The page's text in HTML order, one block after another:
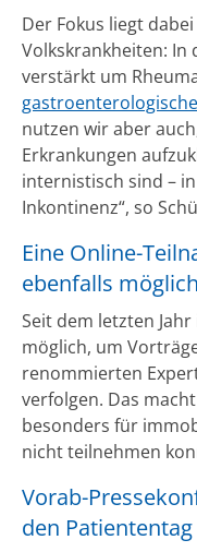
Der Fokus liegt
Volkskrankheiten: In
verstärkt um
nutzen wir aber
Erkrankungen
internistisch sind –
Inkontinenz“, so
Eine Online-
ebenfalls möglich
Seit dem letzten
möglich, um
renommierten
verfolgen. Das
besonders für
nicht teilnehmen
Vorab-
den Patiententag